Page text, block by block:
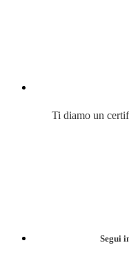
Ti diamo un
Segui